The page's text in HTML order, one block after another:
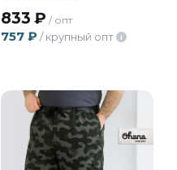
833 ₽ / опт
757 ₽ / крупный опт i